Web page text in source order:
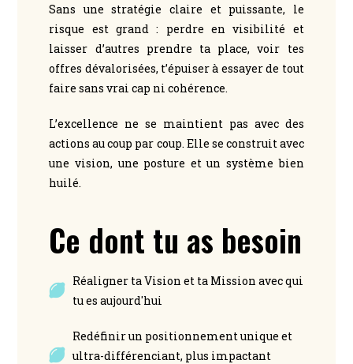
Sans une stratégie claire et puissante, le
risque est grand : perdre en visibilité et
laisser d’autres prendre ta place, voir tes
offres dévalorisées, t’épuiser à essayer de tout
faire sans vrai cap ni cohérence.
L’excellence ne se maintient pas avec des
actions au coup par coup. Elle se construit avec
une vision, une posture et un système bien
huilé.
Ce dont tu as besoin
Réaligner ta Vision et ta Mission avec qui
tu es aujourd'hui
Redéfinir un positionnement unique et
ultra-différenciant, plus impactant